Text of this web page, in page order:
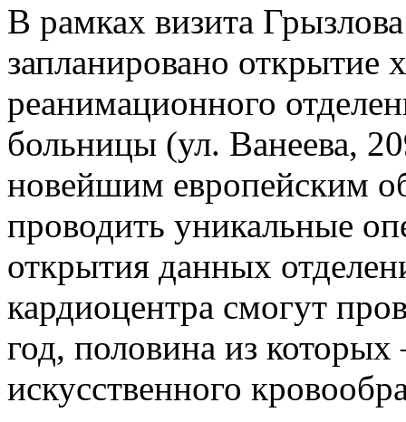
В рамках визита
запланировано открытие
реанимационного
больницы (ул. Ванеева,
новейшим европейским
проводить уникальные
открытия данных
кардиоцентра смогут
год, половина из
искусственного